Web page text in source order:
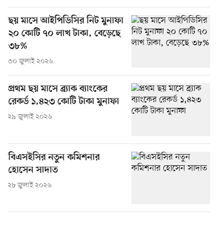
ছয় মাসে আইপিডিসির নিট মুনাফা
২০ কোটি ৭০ লাখ টাকা, বেড়েছে
৩৮%
৩০ জুলাই ২০২৬
প্রথম ছয় মাসে ব্র্যাক ব্যাংকের
রেকর্ড ১,৪২৩ কোটি টাকা মুনাফা
২৯ জুলাই ২০২৬
বিএসইসির নতুন কমিশনার
হোসেন সাদাত
২৮ জুলাই ২০২৬